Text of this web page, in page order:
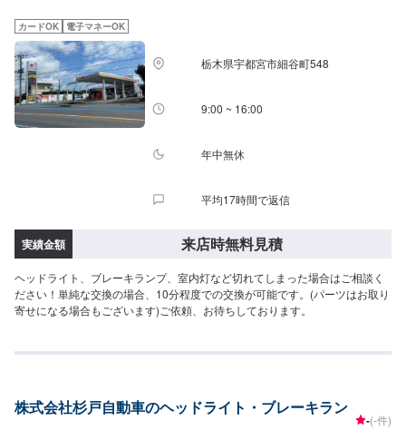
カードOK 電子マネーOK
栃木県宇都宮市細谷町548
9:00 ~ 16:00
年中無休
平均17時間で返信
実績金額 来店時無料見積
ヘッドライト、ブレーキランプ、室内灯など切れてしまった場合はご相談く
ださい！単純な交換の場合、10分程度での交換が可能です。(パーツはお取り
寄せになる場合もございます)ご依頼、お待ちしております。
株式会社杉戸自動車のヘッドライト・ブレーキラン
-(-件)